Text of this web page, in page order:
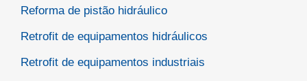
Reforma de pistão hidráulico
Retrofit de equipamentos hidráulicos
Retrofit de equipamentos industriais